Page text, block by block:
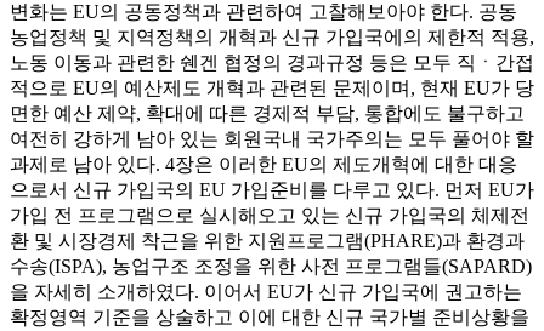
변화는 EU의 공동정책과 관련하여 고찰해보아야 한다. 공동
농업정책 및 지역정책의 개혁과 신규 가입국에의 제한적 적용,
노동 이동과 관련한 쉔겐 협정의 경과규정 등은 모두 직ㆍ간접
적으로 EU의 예산제도 개혁과 관련된 문제이며, 현재 EU가 당
면한 예산 제약, 확대에 따른 경제적 부담, 통합에도 불구하고
여전히 강하게 남아 있는 회원국내 국가주의는 모두 풀어야 할
과제로 남아 있다. 4장은 이러한 EU의 제도개혁에 대한 대응
으로서 신규 가입국의 EU 가입준비를 다루고 있다. 먼저 EU가
가입 전 프로그램으로 실시해오고 있는 신규 가입국의 체제전
환 및 시장경제 착근을 위한 지원프로그램(PHARE)과 환경과
수송(ISPA), 농업구조 조정을 위한 사전 프로그램들(SAPARD)
을 자세히 소개하였다. 이어서 EU가 신규 가입국에 권고하는
확정영역 기준을 상술하고 이에 대한 신규 국가별 준비상황을